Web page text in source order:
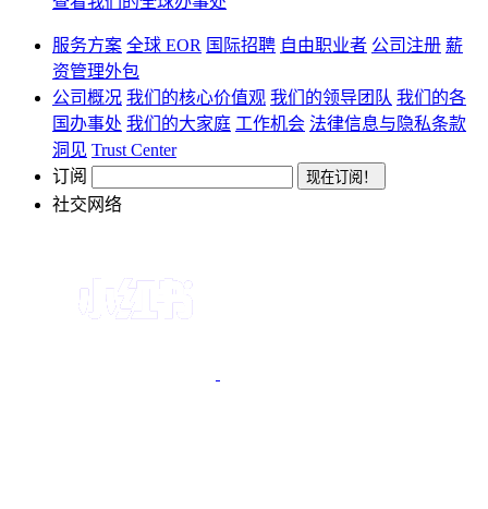
服务方案 全球 EOR 国际招聘 自由职业者 公司注册 薪
资管理外包
公司概况 我们的核心价值观 我们的领导团队 我们的各
国办事处 我们的大家庭 工作机会 法律信息与隐私条款
洞见 Trust Center
订阅
社交网络